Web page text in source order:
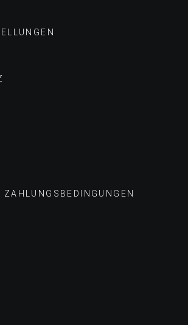
ZAHLUNGS­BEDINGUNGEN